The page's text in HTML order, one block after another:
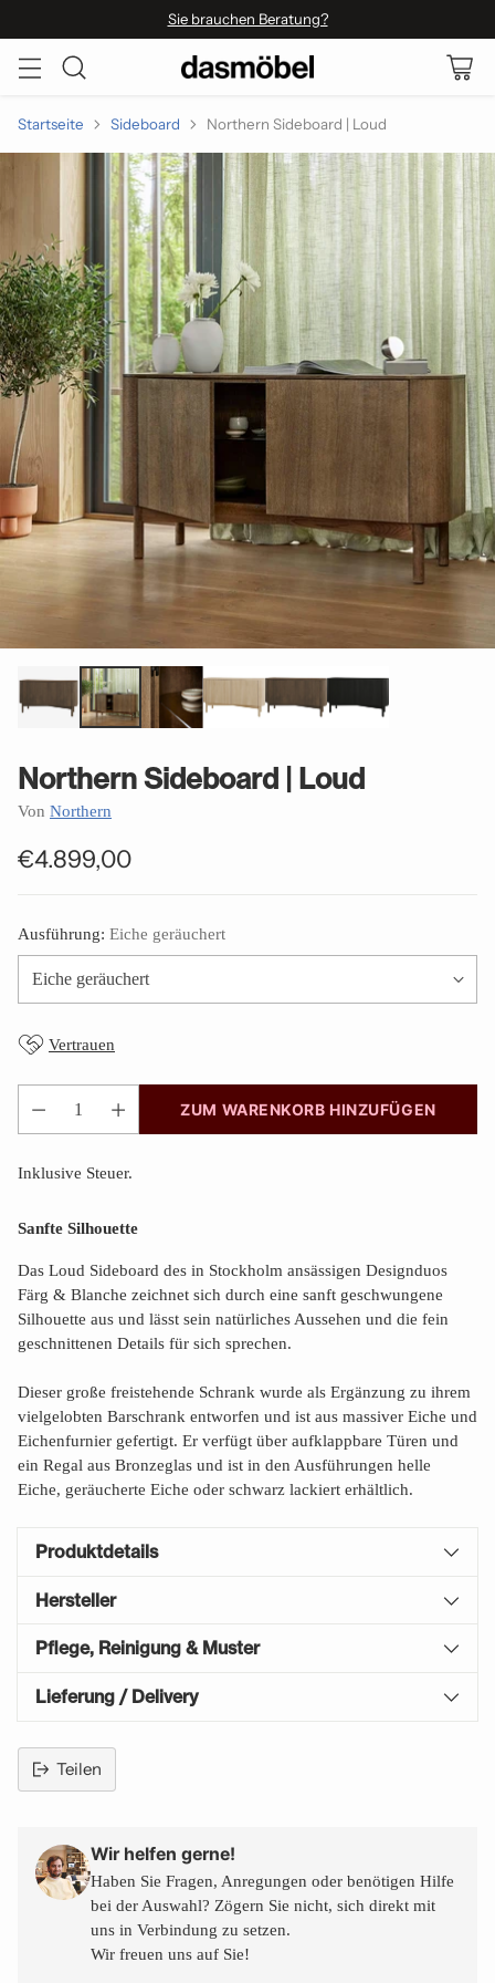
Sie brauchen Beratung?
Startseite Sideboard Northern Sideboard | Loud
Northern Sideboard | Loud
Von Northern
Normaler
€4.899,00
Ausführung: Eiche geräuchert
Vertrauen
Anzahl
ZUM WARENKORB HINZUFÜGEN
Inklusive Steuer.
Sanfte Silhouette
Das Loud Sideboard des in Stockholm ansässigen Designduos
Färg & Blanche zeichnet sich durch eine sanft geschwungene
Silhouette aus und lässt sein natürliches Aussehen und die fein
geschnittenen Details für sich sprechen.
Dieser große freistehende Schrank wurde als Ergänzung zu ihrem
vielgelobten Barschrank entworfen und ist aus massiver Eiche und
Eichenfurnier gefertigt. Er verfügt über aufklappbare Türen und
ein Regal aus Bronzeglas und ist in den Ausführungen helle
Eiche, geräucherte Eiche oder schwarz lackiert erhältlich.
Produktdetails
Hersteller
Pflege, Reinigung & Muster
Lieferung / Delivery
Teilen
den
Warenkorb
legen
Wir helfen gerne!
Haben Sie Fragen, Anregungen oder benötigen Hilfe
bei der Auswahl? Zögern Sie nicht, sich direkt mit
uns in Verbindung zu setzen.
Wir freuen uns auf Sie!